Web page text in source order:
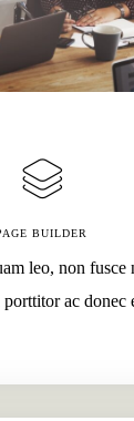
BUILDER
leo, non fusce
ac donec